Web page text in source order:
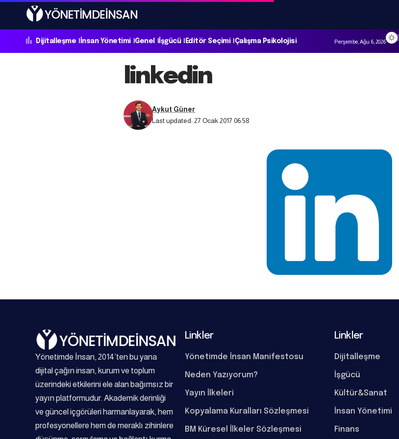
Dijitalleşme İnsan Yönetimi Genel İşgücü Editör Seçimi Çalışma Psikolojisi Perşembe, Ağu 6, 2026
linkedin
Last updated: 27 Ocak 2017 06:58
Aykut Güner
Yönetimde İnsan, 2014’ten bu yana
dijital çağın insan, kurum ve toplum
üzerindeki etkilerini ele alan bağımsız bir
yayın platformudur. Akademik derinliği
ve güncel içgörüleri harmanlayarak, hem
profesyonellere hem de meraklı zihinlere
Linkler
Yönetimde İnsan Manifestosu
Neden Yazıyorum?
Yayın İlkeleri
Kopyalama Kuralları Sözleşmesi
BM Küresel İlkeler Sözleşmesi
Linkler
Dijitalleşme
İşgücü
Kültür&Sanat
İnsan Yönetimi
Finans